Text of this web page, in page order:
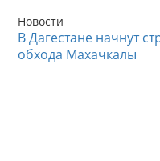
Новости
В Дагестане начнут
обхода Махачкалы